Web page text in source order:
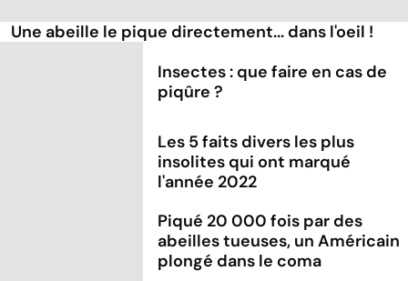
Une abeille le pique directement... dans l'oeil !
Insectes : que faire en cas de
piqûre ?
Les 5 faits divers les plus
insolites qui ont marqué
l'année 2022
Piqué 20 000 fois par des
abeilles tueuses, un Américain
plongé dans le coma